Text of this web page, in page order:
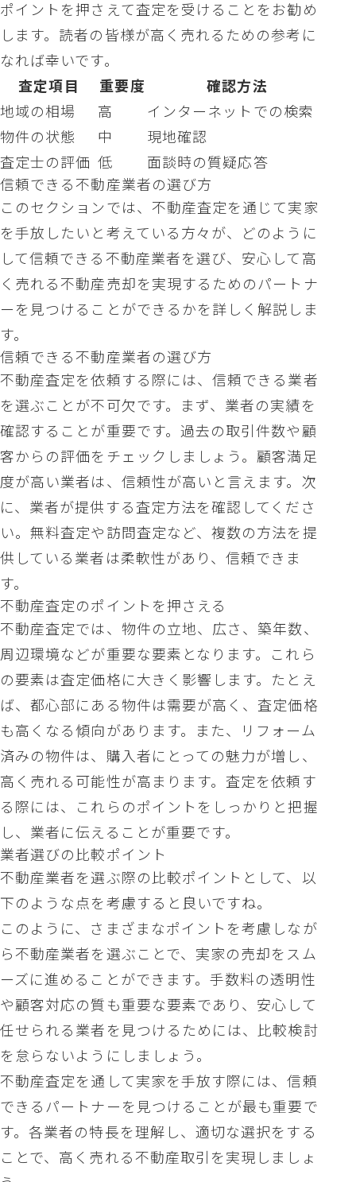
ポイントを押さえて査定を受けることをお勧め
します。読者の皆様が高く売れるための参考に
なれば幸いです。
査定項目
重要度
確認方法
地域の相場
高
インターネットでの検索
物件の状態
中
現地確認
査定士の評価 低
面談時の質疑応答
信頼できる不動産業者の選び方
このセクションでは、不動産査定を通じて実家
を手放したいと考えている方々が、どのように
して信頼できる不動産業者を選び、安心して高
く売れる不動産売却を実現するためのパートナ
ーを見つけることができるかを詳しく解説しま
す。
信頼できる不動産業者の選び方
不動産査定を依頼する際には、信頼できる業者
を選ぶことが不可欠です。まず、業者の実績を
確認することが重要です。過去の取引件数や顧
客からの評価をチェックしましょう。顧客満足
度が高い業者は、信頼性が高いと言えます。次
に、業者が提供する査定方法を確認してくださ
い。無料査定や訪問査定など、複数の方法を提
供している業者は柔軟性があり、信頼できま
す。
不動産査定のポイントを押さえる
不動産査定では、物件の立地、広さ、築年数、
周辺環境などが重要な要素となります。これら
の要素は査定価格に大きく影響します。たとえ
ば、都心部にある物件は需要が高く、査定価格
も高くなる傾向があります。また、リフォーム
済みの物件は、購入者にとっての魅力が増し、
高く売れる可能性が高まります。査定を依頼す
る際には、これらのポイントをしっかりと把握
し、業者に伝えることが重要です。
業者選びの比較ポイント
不動産業者を選ぶ際の比較ポイントとして、以
下のような点を考慮すると良いですね。
このように、さまざまなポイントを考慮しなが
ら不動産業者を選ぶことで、実家の売却をスム
ーズに進めることができます。手数料の透明性
や顧客対応の質も重要な要素であり、安心して
任せられる業者を見つけるためには、比較検討
を怠らないようにしましょう。
不動産査定を通して実家を手放す際には、信頼
できるパートナーを見つけることが最も重要で
す。各業者の特長を理解し、適切な選択をする
ことで、高く売れる不動産取引を実現しましょ